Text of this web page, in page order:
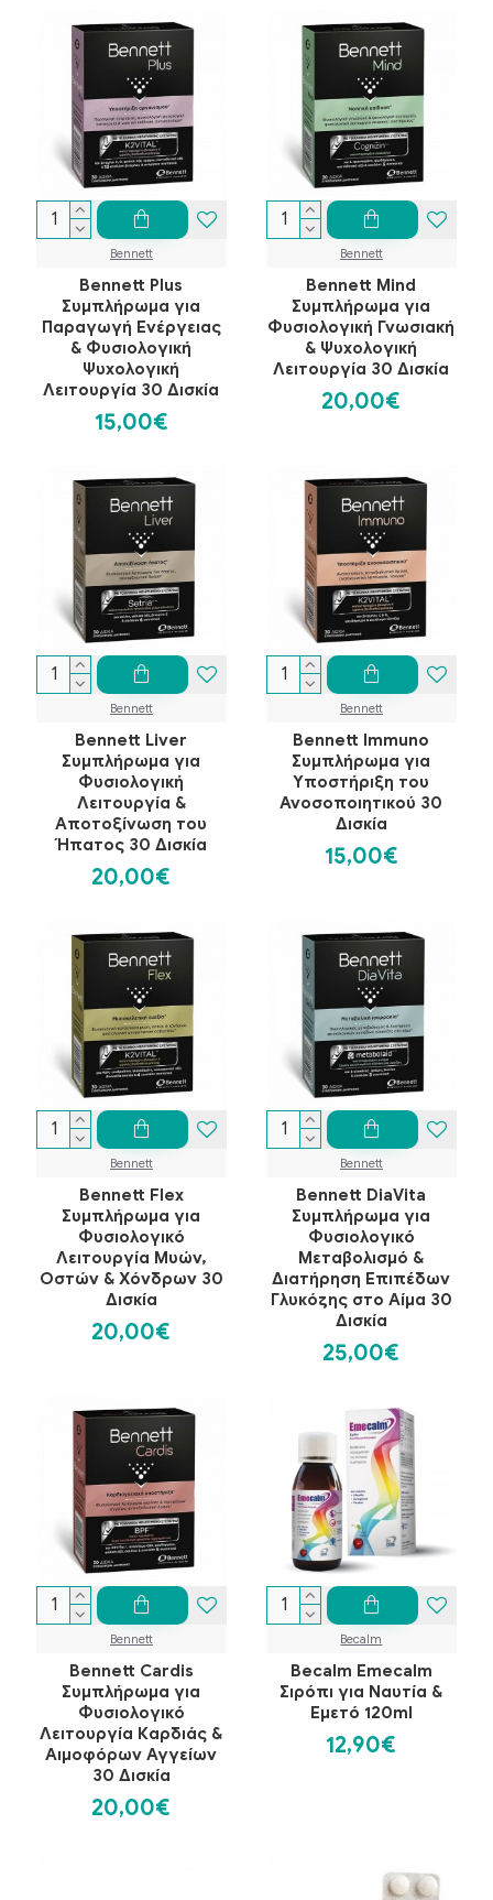
Bennett
Bennett Plus
Συμπλήρωμα για
Παραγωγή Ενέργειας
& Φυσιολογική
Ψυχολογική
Λειτουργία 30 Δισκία
15,00€
Bennett
Bennett Mind
Συμπλήρωμα για
Φυσιολογική Γνωσιακή
& Ψυχολογική
Λειτουργία 30 Δισκία
20,00€
Bennett
Bennett Liver
Συμπλήρωμα για
Φυσιολογική
Λειτουργία &
Αποτοξίνωση του
Ήπατος 30 Δισκία
20,00€
Bennett
Bennett Immuno
Συμπλήρωμα για
Υποστήριξη του
Ανοσοποιητικού 30
Δισκία
15,00€
Bennett
Bennett Flex
Συμπλήρωμα για
Φυσιολογικό
Λειτουργία Μυών,
Οστών & Χόνδρων 30
Δισκία
20,00€
Bennett
Bennett DiaVita
Συμπλήρωμα για
Φυσιολογικό
Μεταβολισμό &
Διατήρηση Επιπέδων
Γλυκόζης στο Αίμα 30
Δισκία
25,00€
Bennett
Bennett Cardis
Συμπλήρωμα για
Φυσιολογικό
Λειτουργία Καρδιάς &
Αιμοφόρων Αγγείων
30 Δισκία
20,00€
Becalm
Becalm Emecalm
Σιρόπι για Ναυτία &
Εμετό 120ml
12,90€